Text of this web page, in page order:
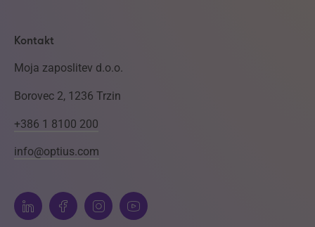
Kontakt
Moja zaposlitev d.o.o.
Borovec 2, 1236 Trzin
+386 1 8100 200
info@optius.com